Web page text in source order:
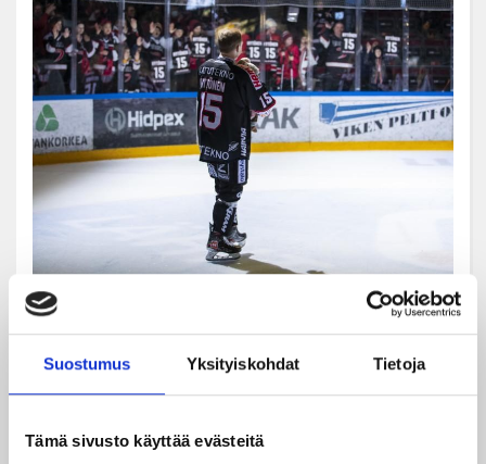
Suostumus Yksityiskohdat Tietoja
Tämä sivusto käyttää evästeitä